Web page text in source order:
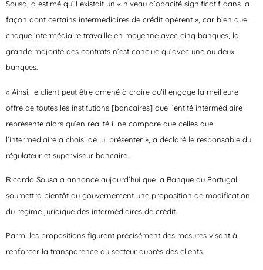
Sousa, a estimé qu’il existait un « niveau d’opacité significatif dans la
façon dont certains intermédiaires de crédit opèrent », car bien que
chaque intermédiaire travaille en moyenne avec cinq banques, la
grande majorité des contrats n’est conclue qu’avec une ou deux
banques.
« Ainsi, le client peut être amené à croire qu’il engage la meilleure
offre de toutes les institutions [bancaires] que l’entité intermédiaire
représente alors qu’en réalité il ne compare que celles que
l’intermédiaire a choisi de lui présenter », a déclaré le responsable du
régulateur et superviseur bancaire.
Ricardo Sousa a annoncé aujourd’hui que la Banque du Portugal
soumettra bientôt au gouvernement une proposition de modification
du régime juridique des intermédiaires de crédit.
Parmi les propositions figurent précisément des mesures visant à
renforcer la transparence du secteur auprès des clients.